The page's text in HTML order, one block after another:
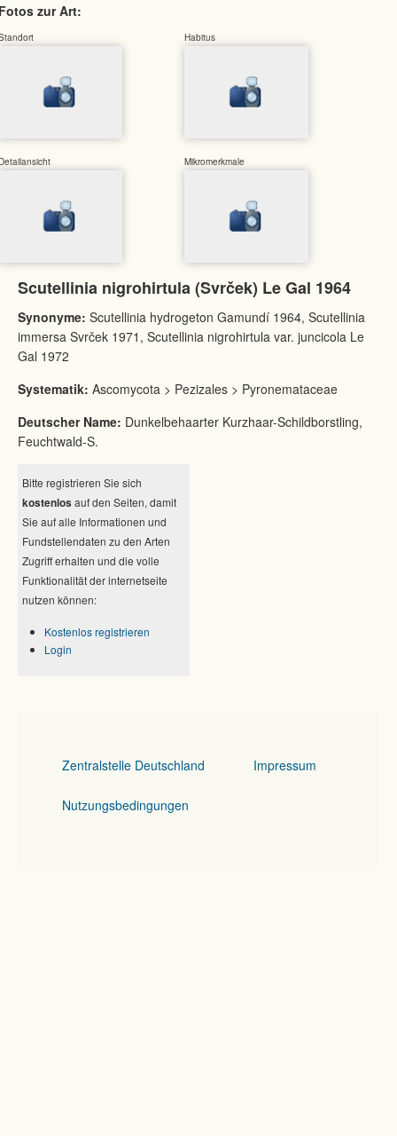
zur Art:
Habitus
Mikromerkmale
Scutellinia nigrohirtula (Svrček) Le Gal 1964
Synonyme: Scutellinia hydrogeton Gamundí 1964, Scutellinia
immersa Svrček 1971, Scutellinia nigrohirtula var. juncicola Le
Gal 1972
Systematik: Ascomycota > Pezizales > Pyronemataceae
Deutscher Name: Dunkelbehaarter Kurzhaar-Schildborstling,
Feuchtwald-S.
Bitte registrieren Sie sich
kostenlos auf den Seiten, damit
Sie auf alle Informationen und
Fundstellendaten zu den Arten
Zugriff erhalten und die volle
Funktionalität der internetseite
nutzen können:
Kostenlos registrieren
Login
Zentralstelle Deutschland Impressum
Nutzungsbedingungen